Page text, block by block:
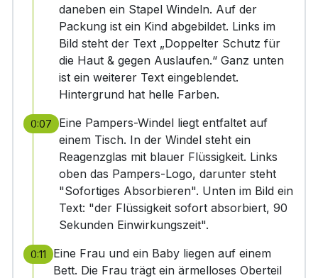
daneben ein Stapel Windeln. Auf der
Packung ist ein Kind abgebildet. Links im
Bild steht der Text „Doppelter Schutz für
die Haut & gegen Auslaufen.“ Ganz unten
ist ein weiterer Text eingeblendet.
Hintergrund hat helle Farben.
0:07
Eine Pampers-Windel liegt entfaltet auf
einem Tisch. In der Windel steht ein
Reagenzglas mit blauer Flüssigkeit. Links
oben das Pampers-Logo, darunter steht
"Sofortiges Absorbieren". Unten im Bild ein
Text: "der Flüssigkeit sofort absorbiert, 90
Sekunden Einwirkungszeit".
0:11
Eine Frau und ein Baby liegen auf einem
Bett. Die Frau trägt ein ärmelloses Oberteil